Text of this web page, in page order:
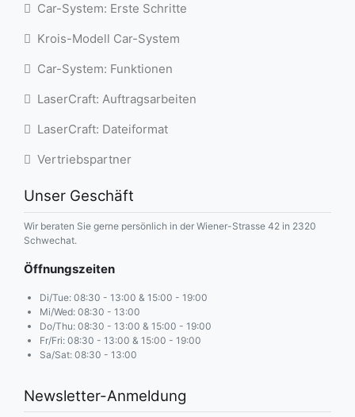
Car-System: Erste Schritte
Krois-Modell Car-System
Car-System: Funktionen
LaserCraft: Auftragsarbeiten
LaserCraft: Dateiformat
Vertriebspartner
Unser Geschäft
Wir beraten Sie gerne persönlich in der Wiener-Strasse 42 in 2320
Schwechat.
Öffnungszeiten
Di/Tue: 08:30 - 13:00 & 15:00 - 19:00
Mi/Wed: 08:30 - 13:00
Do/Thu: 08:30 - 13:00 & 15:00 - 19:00
Fr/Fri: 08:30 - 13:00 & 15:00 - 19:00
Sa/Sat: 08:30 - 13:00
Newsletter-Anmeldung